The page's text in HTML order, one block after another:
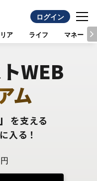
ログイン
ア ライフ マネー
WEB
ム
を支える
入る！
円